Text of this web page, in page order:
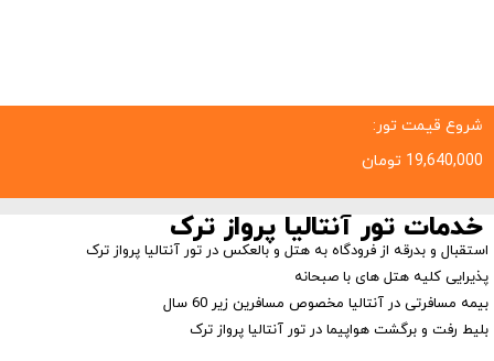
شروع قیمت تور:
19,640,000 تومان
خدمات تور آنتالیا پرواز ترک
استقبال و بدرقه از فرودگاه به هتل و بالعکس در تور آنتالیا پرواز ترک
پذیرایی کلیه هتل های با صبحانه
بیمه مسافرتی در آنتالیا مخصوص مسافرین زیر 60 سال
بلیط رفت و برگشت هواپیما در تور آنتالیا پرواز ترک